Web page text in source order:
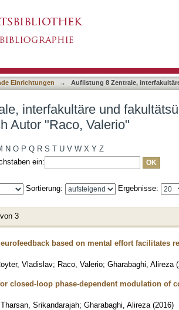
Einrichtungen →
Auflistung 8 Zentrale,
interfakultäre und
Autor "Raco, Valerio"
N O P Q R S T U V W X Y Z
ein:
Sortierung: Ergebnisse:
3
based on mental effort facilitates
Vladislav; Raco, Valerio; Gharabaghi, Alireza (
closed-loop phase-dependent modulation of
Tharsan, Srikandarajah; Gharabaghi, Alireza (2016)